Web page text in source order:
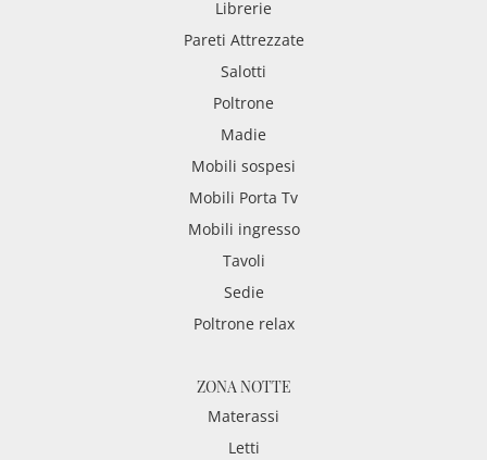
Librerie
Pareti Attrezzate
Salotti
Poltrone
Madie
Mobili sospesi
Mobili Porta Tv
Mobili ingresso
Tavoli
Sedie
Poltrone relax
ZONA NOTTE
Materassi
Letti